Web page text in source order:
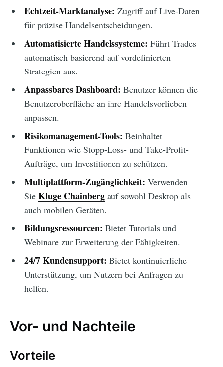
Echtzeit-Marktanalyse: Zugriff auf Live-Daten
für präzise Handelsentscheidungen.
Automatisierte Handelssysteme: Führt Trades
automatisch basierend auf vordefinierten
Strategien aus.
Anpassbares Dashboard: Benutzer können die
Benutzeroberfläche an ihre Handelsvorlieben
anpassen.
Risikomanagement-Tools: Beinhaltet
Funktionen wie Stopp-Loss- und Take-Profit-
Aufträge, um Investitionen zu schützen.
Multiplattform-Zugänglichkeit: Verwenden
Sie Kluge Chainbergauf sowohl Desktop als
auch mobilen Geräten.
Bildungsressourcen: Bietet Tutorials und
Webinare zur Erweiterung der Fähigkeiten.
24/7 Kundensupport: Bietet kontinuierliche
Unterstützung, um Nutzern bei Anfragen zu
helfen.
Vor- und Nachteile
Vorteile